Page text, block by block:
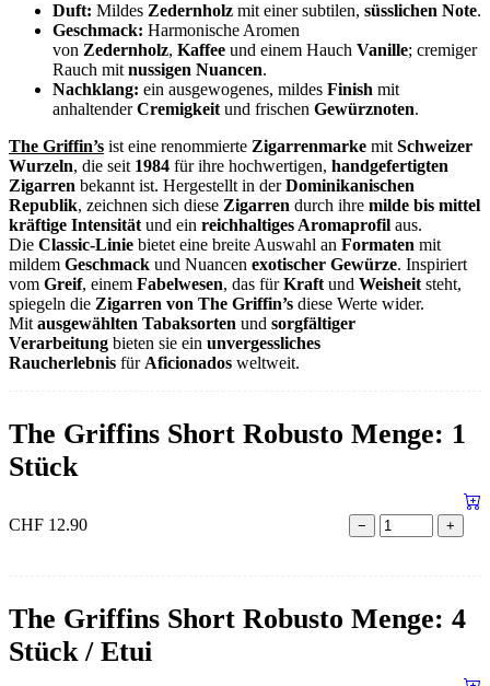
Duft: Mildes Zedernholz mit einer subtilen, süsslichen Note.
Geschmack: Harmonische Aromen
von Zedernholz, Kaffee und einem Hauch Vanille; cremiger
Rauch mit nussigen Nuancen.
Nachklang: ein ausgewogenes, mildes Finish mit
anhaltenderCremigkeit und frischen Gewürznoten.
The Griffin’s ist eine renommierte Zigarrenmarke mit Schweizer
Wurzeln, die seit 1984 für ihre hochwertigen, handgefertigten
Zigarren bekannt ist. Hergestellt in derDominikanischen
Republik, zeichnen sich diese Zigarren durch ihre milde bis mittel
kräftige Intensität und ein reichhaltiges Aromaprofil aus.
Die Classic-Linie bietet eine breite Auswahl an Formaten mit
mildem Geschmack und Nuancen exotischer Gewürze. Inspiriert
vom Greif, einem Fabelwesen, das fürKraft und Weisheit steht,
spiegeln die Zigarren von The Griffin’s diese Werte wider.
Mit ausgewählten Tabaksorten und sorgfältiger
Verarbeitung bieten sie ein unvergessliches
Raucherlebnis für Aficionados weltweit.
The Griffins Short Robusto Menge: 1
Stück
CHF 12.90 − +
The Griffins Short Robusto Menge: 4
Stück / Etui